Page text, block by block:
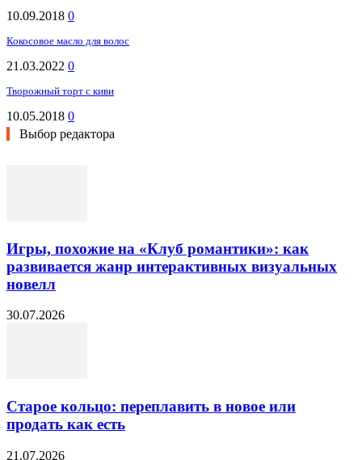
10.09.2018 0
Кокосовое масло для волос
21.03.2022 0
Творожный торт с киви
10.05.2018 0
Выбор редактора
Игры, похожие на «Клуб романтики»: как
развивается жанр интерактивных визуальных
новелл
30.07.2026
Старое кольцо: переплавить в новое или
продать как есть
21.07.2026